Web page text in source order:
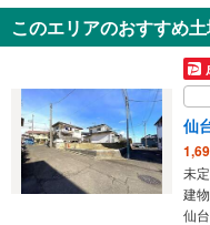
仙
7DK
建
このエリアのおすすめ
仙
未定
建
仙